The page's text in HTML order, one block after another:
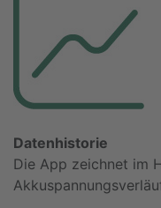
Datenhistorie
Die App zeichnet im